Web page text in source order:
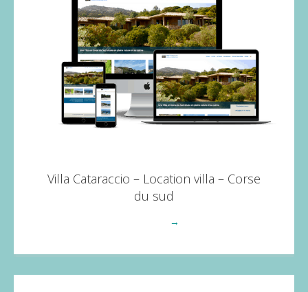
Villa Cataraccio – Location villa – Corse
du sud
→